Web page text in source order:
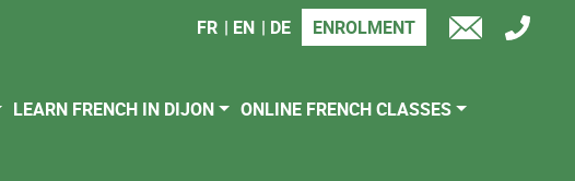
FR EN DE ENROLMENT
E-
TÉL
LEARN FRENCH IN DIJON ONLINE FRENCH CLASSES